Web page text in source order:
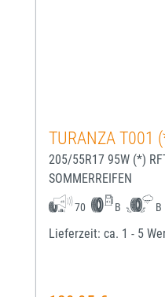
TURANZA T001
205/55R17 95W (*)
SOMMERREIFEN
70 B B
Lieferzeit: ca. 1 - 5